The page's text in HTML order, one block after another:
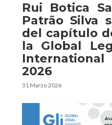
Rui Botica
Patrão Silva
del capítulo
la Global
2026
31 Marzo 2026